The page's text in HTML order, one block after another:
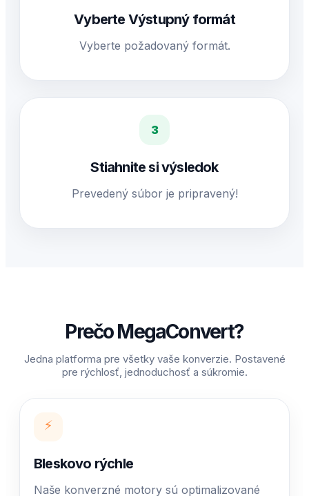
Vyberte Výstupný formát
Vyberte požadovaný formát.
3
Stiahnite si výsledok
Prevedený súbor je pripravený!
Prečo MegaConvert?
Jedna platforma pre všetky vaše konverzie. Postavené
pre rýchlosť, jednoduchosť a súkromie.
⚡
Bleskovo rýchle
Naše konverzné motory sú optimalizované